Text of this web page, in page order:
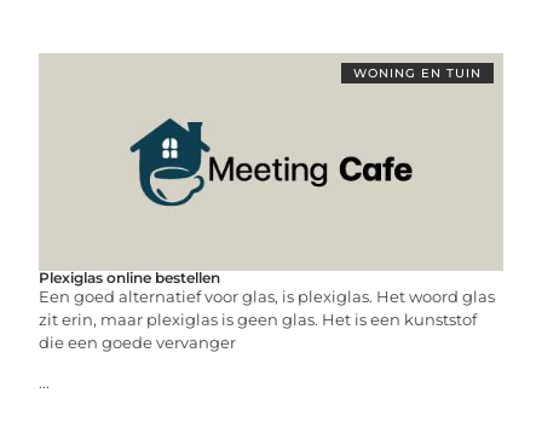
WONING EN TUIN
Plexiglas online bestellen
Een goed alternatief voor glas, is plexiglas. Het woord glas
zit erin, maar plexiglas is geen glas. Het is een kunststof
die een goede vervanger
...